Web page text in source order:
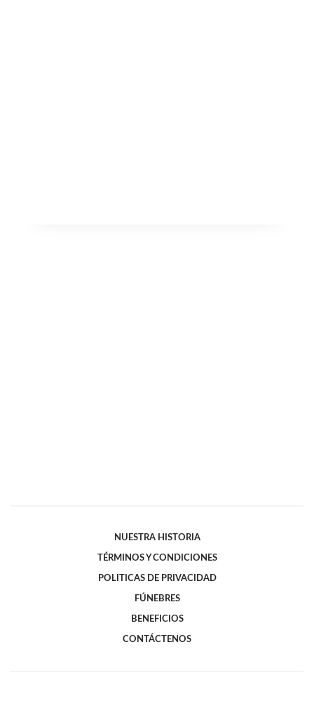
NUESTRA HISTORIA
TÉRMINOS Y CONDICIONES
POLITICAS DE PRIVACIDAD
FÚNEBRES
BENEFICIOS
CONTÁCTENOS